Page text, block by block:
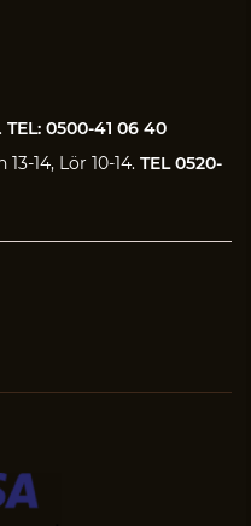
TEL: 0500-41 06 40
14, Lör 10-14. TEL 0520-